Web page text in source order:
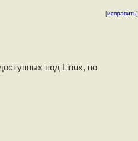
[исправить]
под Linux, по